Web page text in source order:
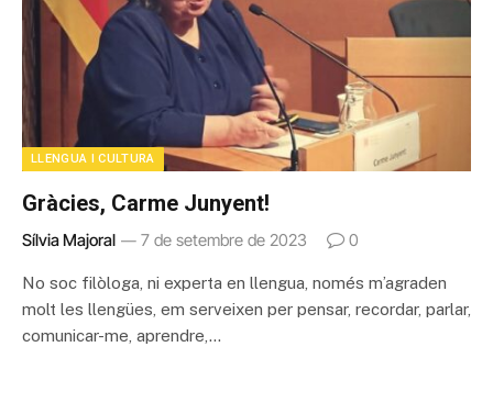
LLENGUA I CULTURA
Gràcies, Carme Junyent!
Sílvia Majoral 7 de setembre de 2023 0
No soc filòloga, ni experta en llengua, només m’agraden
molt les llengües, em serveixen per pensar, recordar, parlar,
comunicar-me, aprendre,…